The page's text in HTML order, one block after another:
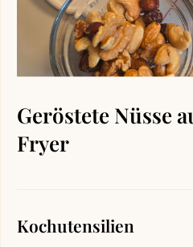
Geröstete Nüsse
Fryer
Kochutensilien